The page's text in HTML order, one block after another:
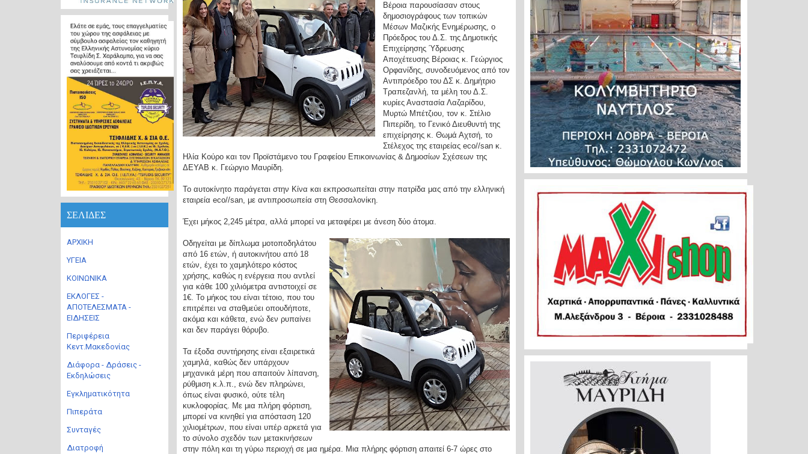
Βέροια παρουσίασαν στους
δημοσιογράφους των τοπικών
Μέσων Μαζικής Ενημέρωσης, ο
Πρόεδρος του Δ.Σ. της Δημοτικής
Επιχείρησης Ύδρευσης
Αποχέτευσης Βέροιας κ. Γεώργιος
Ορφανίδης, συνοδευόμενος από τον
Αντιπρόεδρο του ΔΣ κ. Δημήτριο
Τραπεζανλή, τα μέλη του Δ.Σ.
κυρίες Αναστασία Λαζαρίδου,
Μυρτώ Μπέτζιου, τον κ. Στέλιο
Πιπερίδη, το Γενικό Διευθυντή της
επιχείρησης κ. Θωμά Αχτσή, το
Στέλεχος της εταιρείας eco//san κ.
Ηλία Κούρο και τον Προϊστάμενο του Γραφείου Επικοινωνίας & Δημοσίων Σχέσεων της
ΔΕΥΑΒ κ. Γεώργιο Μαυρίδη.
Το αυτοκίνητο παράγεται στην Κίνα και εκπροσωπείται στην πατρίδα μας από την ελληνική
εταιρεία eco//san, με αντιπροσωπεία στη Θεσσαλονίκη.
Έχει μήκος 2,245 μέτρα, αλλά μπορεί να μεταφέρει με άνεση δύο άτομα.
Οδηγείται με δίπλωμα μοτοποδηλάτου
από 16 ετών, ή αυτοκινήτου από 18
ετών, έχει το χαμηλότερο κόστος
χρήσης, καθώς η ενέργεια που αντλεί
για κάθε 100 χιλιόμετρα αντιστοιχεί σε
1€. Το μήκος του είναι τέτοιο, που του
επιτρέπει να σταθμεύει οπουδήποτε,
ακόμα και κάθετα, ενώ δεν ρυπαίνει
και δεν παράγει θόρυβο.
Τα έξοδα συντήρησης είναι εξαιρετικά
χαμηλά, καθώς δεν υπάρχουν
μηχανικά μέρη που απαιτούν λίπανση,
ρύθμιση κ.λ.π., ενώ δεν πληρώνει,
όπως είναι φυσικό, ούτε τέλη
κυκλοφορίας. Με μια πλήρη φόρτιση,
μπορεί να κινηθεί για απόσταση 120
χιλιομέτρων, που είναι υπέρ αρκετά για
το σύνολο σχεδόν των μετακινήσεων
στην πόλη και τη γύρω περιοχή σε μια ημέρα. Μια πλήρης φόρτιση απαιτεί 6-7 ώρες στο
ΣΕΛΙΔΕΣ
ΑΡΧΙΚΗ
ΥΓΕΙΑ
ΚΟΙΝΩΝΙΚΑ
ΕΚΛΟΓΕΣ -
ΑΠΟΤΕΛΕΣΜΑΤΑ -
ΕΙΔΗΣΕΙΣ
Περιφέρεια
Κεντ.Μακεδονίας
Διάφορα - Δράσεις -
Εκδηλώσεις
Εγκληματικότητα
Πιπεράτα
Συνταγές
Διατροφή